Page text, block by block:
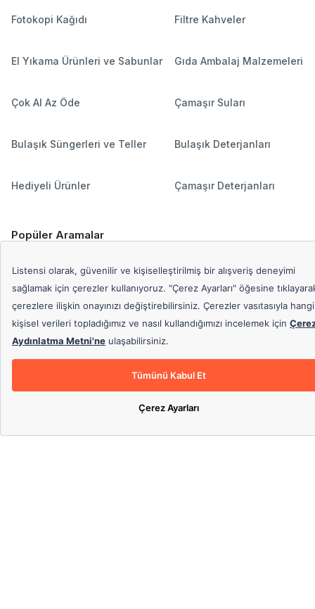
Fotokopi Kağıdı Filtre Kahveler
El Yıkama Ürünleri ve Sabunlar Gıda Ambalaj Malzemeleri
Çok Al Az Öde Çamaşır Suları
Bulaşık Süngerleri ve Teller Bulaşık Deterjanları
Hediyeli Ürünler Çamaşır Deterjanları
Popüler Aramalar
Gıda Ambalaj Malzemeleri Fotokopi Kağıdı
Çamaşır Suları Türk Kahveleri
Bardak Poşet Çaylar